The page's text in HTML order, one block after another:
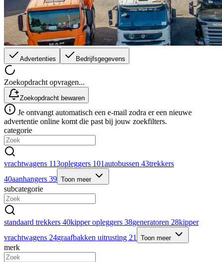
Advertenties Bedrijfsgegevens
Zoekopdracht opvragen...
Zoekopdracht bewaren
Je ontvangt automatisch een e-mail zodra er een nieuwe
advertentie online komt die past bij jouw zoekfilters.
categorie
vrachtwagens 113opleggers 101autobussen 43trekkers
40aanhangers 39 Toon meer
subcategorie
standaard trekkers 40kipper opleggers 38generatoren 28kipper
vrachtwagens 24graafbakken uitrusting 21 Toon meer
merk